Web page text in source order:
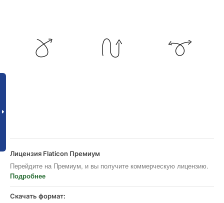
Лицензия Flaticon Премиум
Перейдите на Премиум, и вы получите коммерческую лицензию.
Подробнее
Скачать формат: